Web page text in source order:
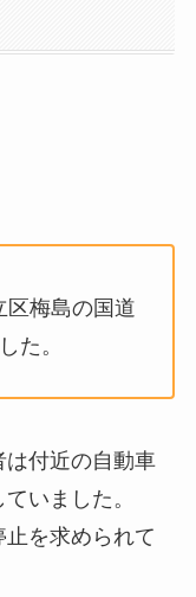
区梅島の国道
た。
付近の自動車
いました。
を求められて